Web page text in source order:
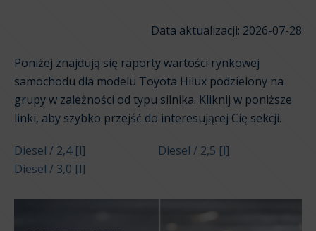
Data aktualizacji: 2026-07-28
Poniżej znajdują się raporty wartości rynkowej
samochodu dla modelu Toyota Hilux podzielony na
grupy w zależności od typu silnika. Kliknij w poniższe
linki, aby szybko przejść do interesującej Cię sekcji.
Diesel / 2,4 [l]
Diesel / 2,5 [l]
Diesel / 3,0 [l]